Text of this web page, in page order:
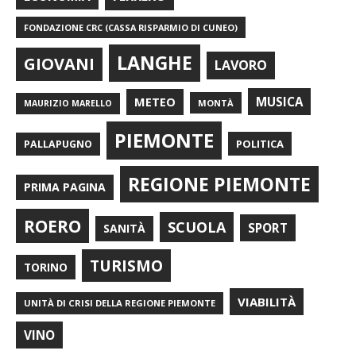
FONDAZIONE CRC (CASSA RISPARMIO DI CUNEO)
GIOVANI LANGHE LAVORO
MAURIZIO MARELLO METEO MONTÀ MUSICA
PALLAPUGNO PIEMONTE POLITICA
PRIMA PAGINA REGIONE PIEMONTE
ROERO SANITÀ SCUOLA SPORT
TORINO TURISMO
UNITÀ DI CRISI DELLA REGIONE PIEMONTE VIABILITÀ
VINO